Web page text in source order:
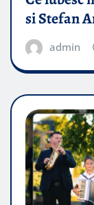
si Stefan
admin